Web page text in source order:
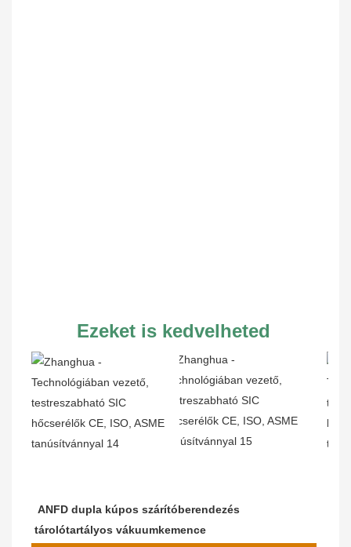
Ezeket is kedvelheted
ANFD dupla kúpos szárítóberendezés
tárolótartályos vákuumkemence